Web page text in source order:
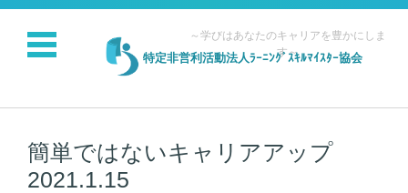
特定非営利活動法人ﾗｰﾆﾝｸﾞｽｷﾙﾏｲｽﾀｰ協会
～学びはあなたのキャリアを豊かにしま
す～
コンテンツに移動
簡単ではないキャリアアップ
2021.1.15